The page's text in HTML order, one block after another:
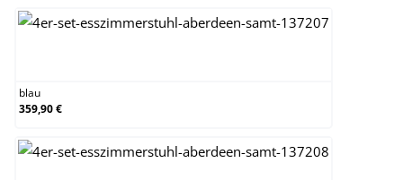
blau
359,90 €